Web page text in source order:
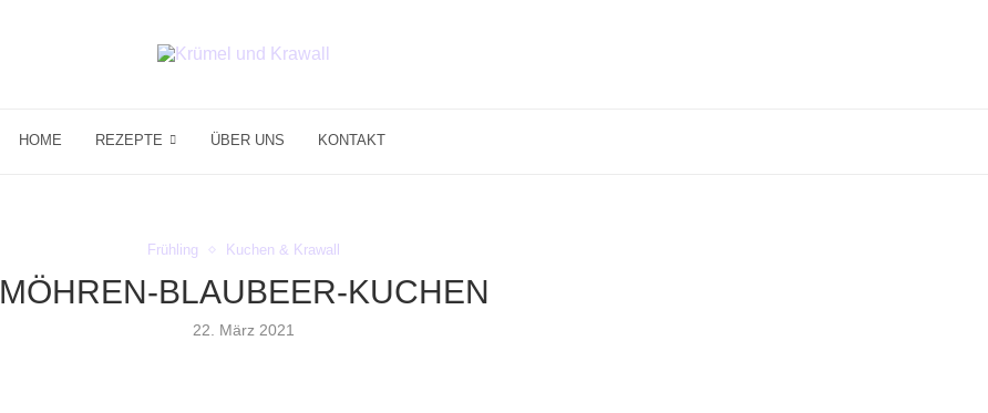
HOME REZEPTE ÜBER UNS KONTAKT
Frühling Kuchen & Krawall
MÖHREN-BLAUBEER-KUCHEN
22. März 2021